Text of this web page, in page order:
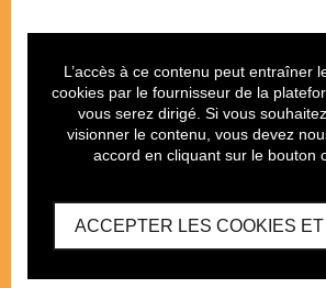
L’accès à ce contenu peut entraîner
cookies par le fournisseur de la
vous serez dirigé. Si vous
visionner le contenu, vous devez
accord en cliquant sur le bouton
ACCEPTER LES COOKIES